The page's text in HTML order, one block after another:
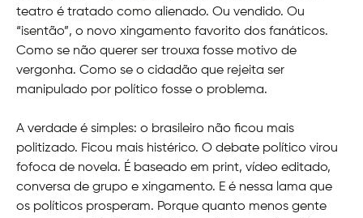
teatro é tratado como alienado. Ou vendido. Ou
“isentão”, o novo xingamento favorito dos fanáticos.
Como se não querer ser trouxa fosse motivo de
vergonha. Como se o cidadão que rejeita ser
manipulado por político fosse o problema.
A verdade é simples: o brasileiro não ficou mais
politizado. Ficou mais histérico. O debate político virou
fofoca de novela. É baseado em print, vídeo editado,
conversa de grupo e xingamento. E é nessa lama que
os políticos prosperam. Porque quanto menos gente